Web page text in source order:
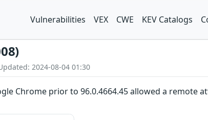
Vulnerabilities VEX CWE KEV Catalogs
2024-08-04 01:30
Chrome prior to 96.0.4664.45 allowed a